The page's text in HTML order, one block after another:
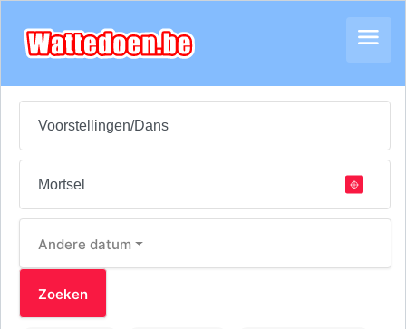
Andere datum